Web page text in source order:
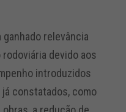
relevância
devido aos
introduzidos
constatados, como